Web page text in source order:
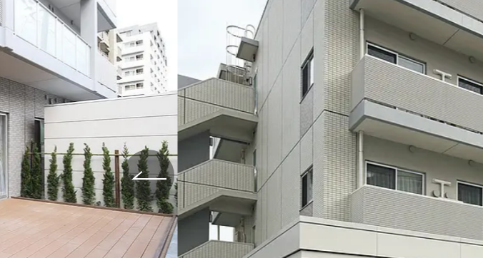
給与制度 資格取得サポート制度
スタッフインタビュー 社員主役のプロジェクト